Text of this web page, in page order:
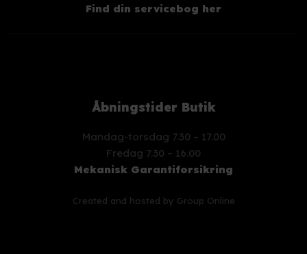
Find din servicebog her
Åbningstider Butik
Mandag-torsdag 7.30 – 17.00
​Fredag 7.30 – 16.00
Mekanisk Garantiforsikring
Created and hosted by Group Online